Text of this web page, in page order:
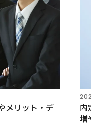
メリット・デ
内
増